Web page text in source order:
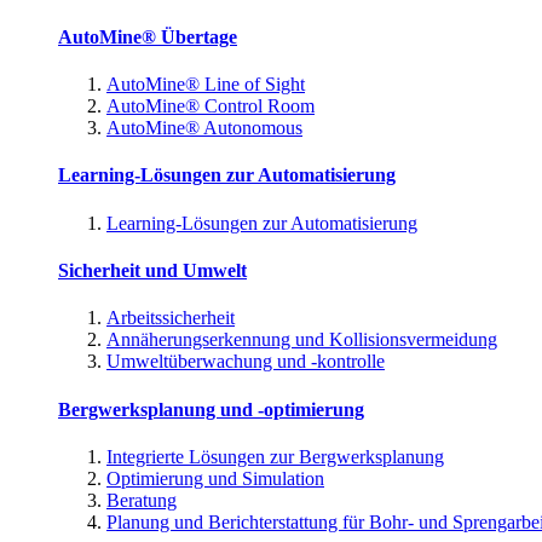
AutoMine® Übertage
AutoMine® Line of Sight
AutoMine® Control Room
AutoMine® Autonomous
Learning-Lösungen zur Automatisierung
Learning-Lösungen zur Automatisierung
Sicherheit und Umwelt
Arbeitssicherheit
Annäherungserkennung und Kollisionsvermeidung
Umweltüberwachung und -kontrolle
Bergwerksplanung und -optimierung
Integrierte Lösungen zur Bergwerksplanung
Optimierung und Simulation
Beratung
Planung und Berichterstattung für Bohr- und